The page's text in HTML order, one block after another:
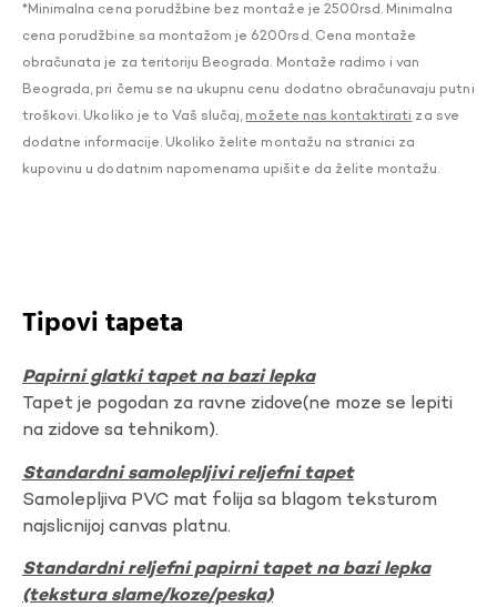
*Minimalna cena porudžbine bez montaže je 2500rsd. Minimalna
cena porudžbine sa montažom je 6200rsd. Cena montaže
obračunata je za teritoriju Beograda. Montaže radimo i van
Beograda, pri čemu se na ukupnu cenu dodatno obračunavaju putni
troškovi. Ukoliko je to Vaš slučaj, možete nas kontaktirati za sve
dodatne informacije. Ukoliko želite montažu na stranici za
kupovinu u dodatnim napomenama upišite da želite montažu.
Tipovi tapeta
Papirni glatki tapet na bazi lepka
Tapet je pogodan za ravne zidove(ne moze se lepiti
na zidove sa tehnikom).
Standardni samolepljivi reljefni tapet
Samolepljiva PVC mat folija sa blagom teksturom
najslicnijoj canvas platnu.
Standardni reljefni papirni tapet na bazi lepka
(tekstura slame/koze/peska)